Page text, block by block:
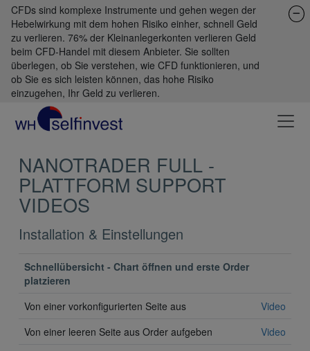
CFDs sind komplexe Instrumente und gehen wegen der
Hebelwirkung mit dem hohen Risiko einher, schnell Geld
zu verlieren. 76% der Kleinanlegerkonten verlieren Geld
beim CFD-Handel mit diesem Anbieter. Sie sollten
überlegen, ob Sie verstehen, wie CFD funktionieren, und
ob Sie es sich leisten können, das hohe Risiko
einzugehen, Ihr Geld zu verlieren.
NANOTRADER FULL -
PLATTFORM SUPPORT
VIDEOS
Installation & Einstellungen
Schnellübersicht - Chart öffnen und erste Order
platzieren
Von einer vorkonfigurierten Seite aus
Video
Von einer leeren Seite aus Order aufgeben
Video